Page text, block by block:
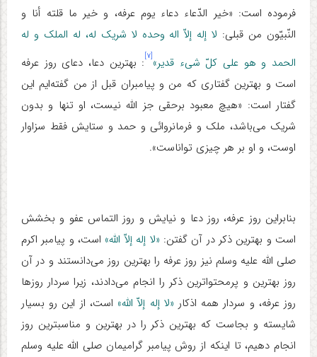
فرموده است: «خیر الدّعاء دعاء یوم عرفه، و خیر ما قلته أنا و
النّبیّون من قبلی: لا إله إلاّ اله وحده لا شریک له، له الملک و له
الحمد و هو علی کلّ شیء قدیر»[۷]
: بهترین دعا، دعای روز عرفه
است و بهترین گفتاری که من و پیامبران قبل از من گفته‌ایم این
گفتار است: «هیچ معبود برحقی جز الله نیست، او تنها و بدون
شریک می‌باشد، ملک و فرمانروائی و حمد و ستایش فقط سزاوار
اوست، و او بر هر چیزی تواناست».
بنابراین روز عرفه، روز دعا و نیایش و روز التماس عفو و بخشش
است و بهترین ذکر در آن گفتن: «لا إله إلاّ الله» است، و پیامبر اکرم
صلی الله علیه وسلم نیز روز عرفه را بهترین روز می‌دانستند و در آن
روز بهترین و پرمحتواترین ذکر را انجام می‌دادند، زیرا سردار روزها
روز عرفه، و سردار همه اذکار «لا إله إلاّ الله» است، از این رو بسیار
شایسته و بجاست که بهترین ذکر را در بهترین و مناسبترین روز
انجام دهیم، تا اینکه از روش پیامبر گرامیمان صلی الله علیه وسلم